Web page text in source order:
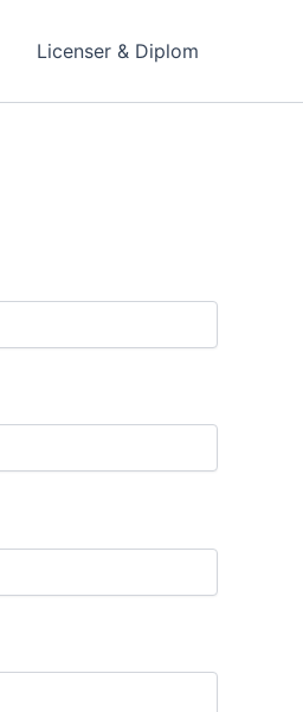
Licenser & Diplom